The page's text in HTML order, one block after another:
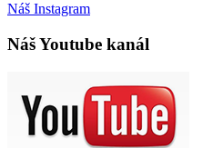
Náš Instagram
Náš Youtube kanál